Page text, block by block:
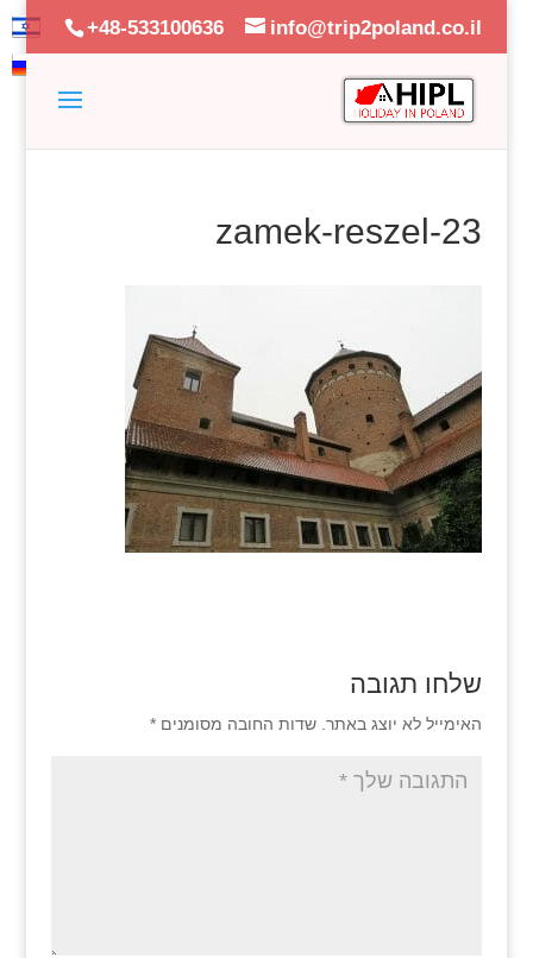
+48-533100636 info@trip2poland.co.il
zamek-reszel-23
שלחו תגובה
האימייל לא יוצג באתר. שדות החובה מסומנים *